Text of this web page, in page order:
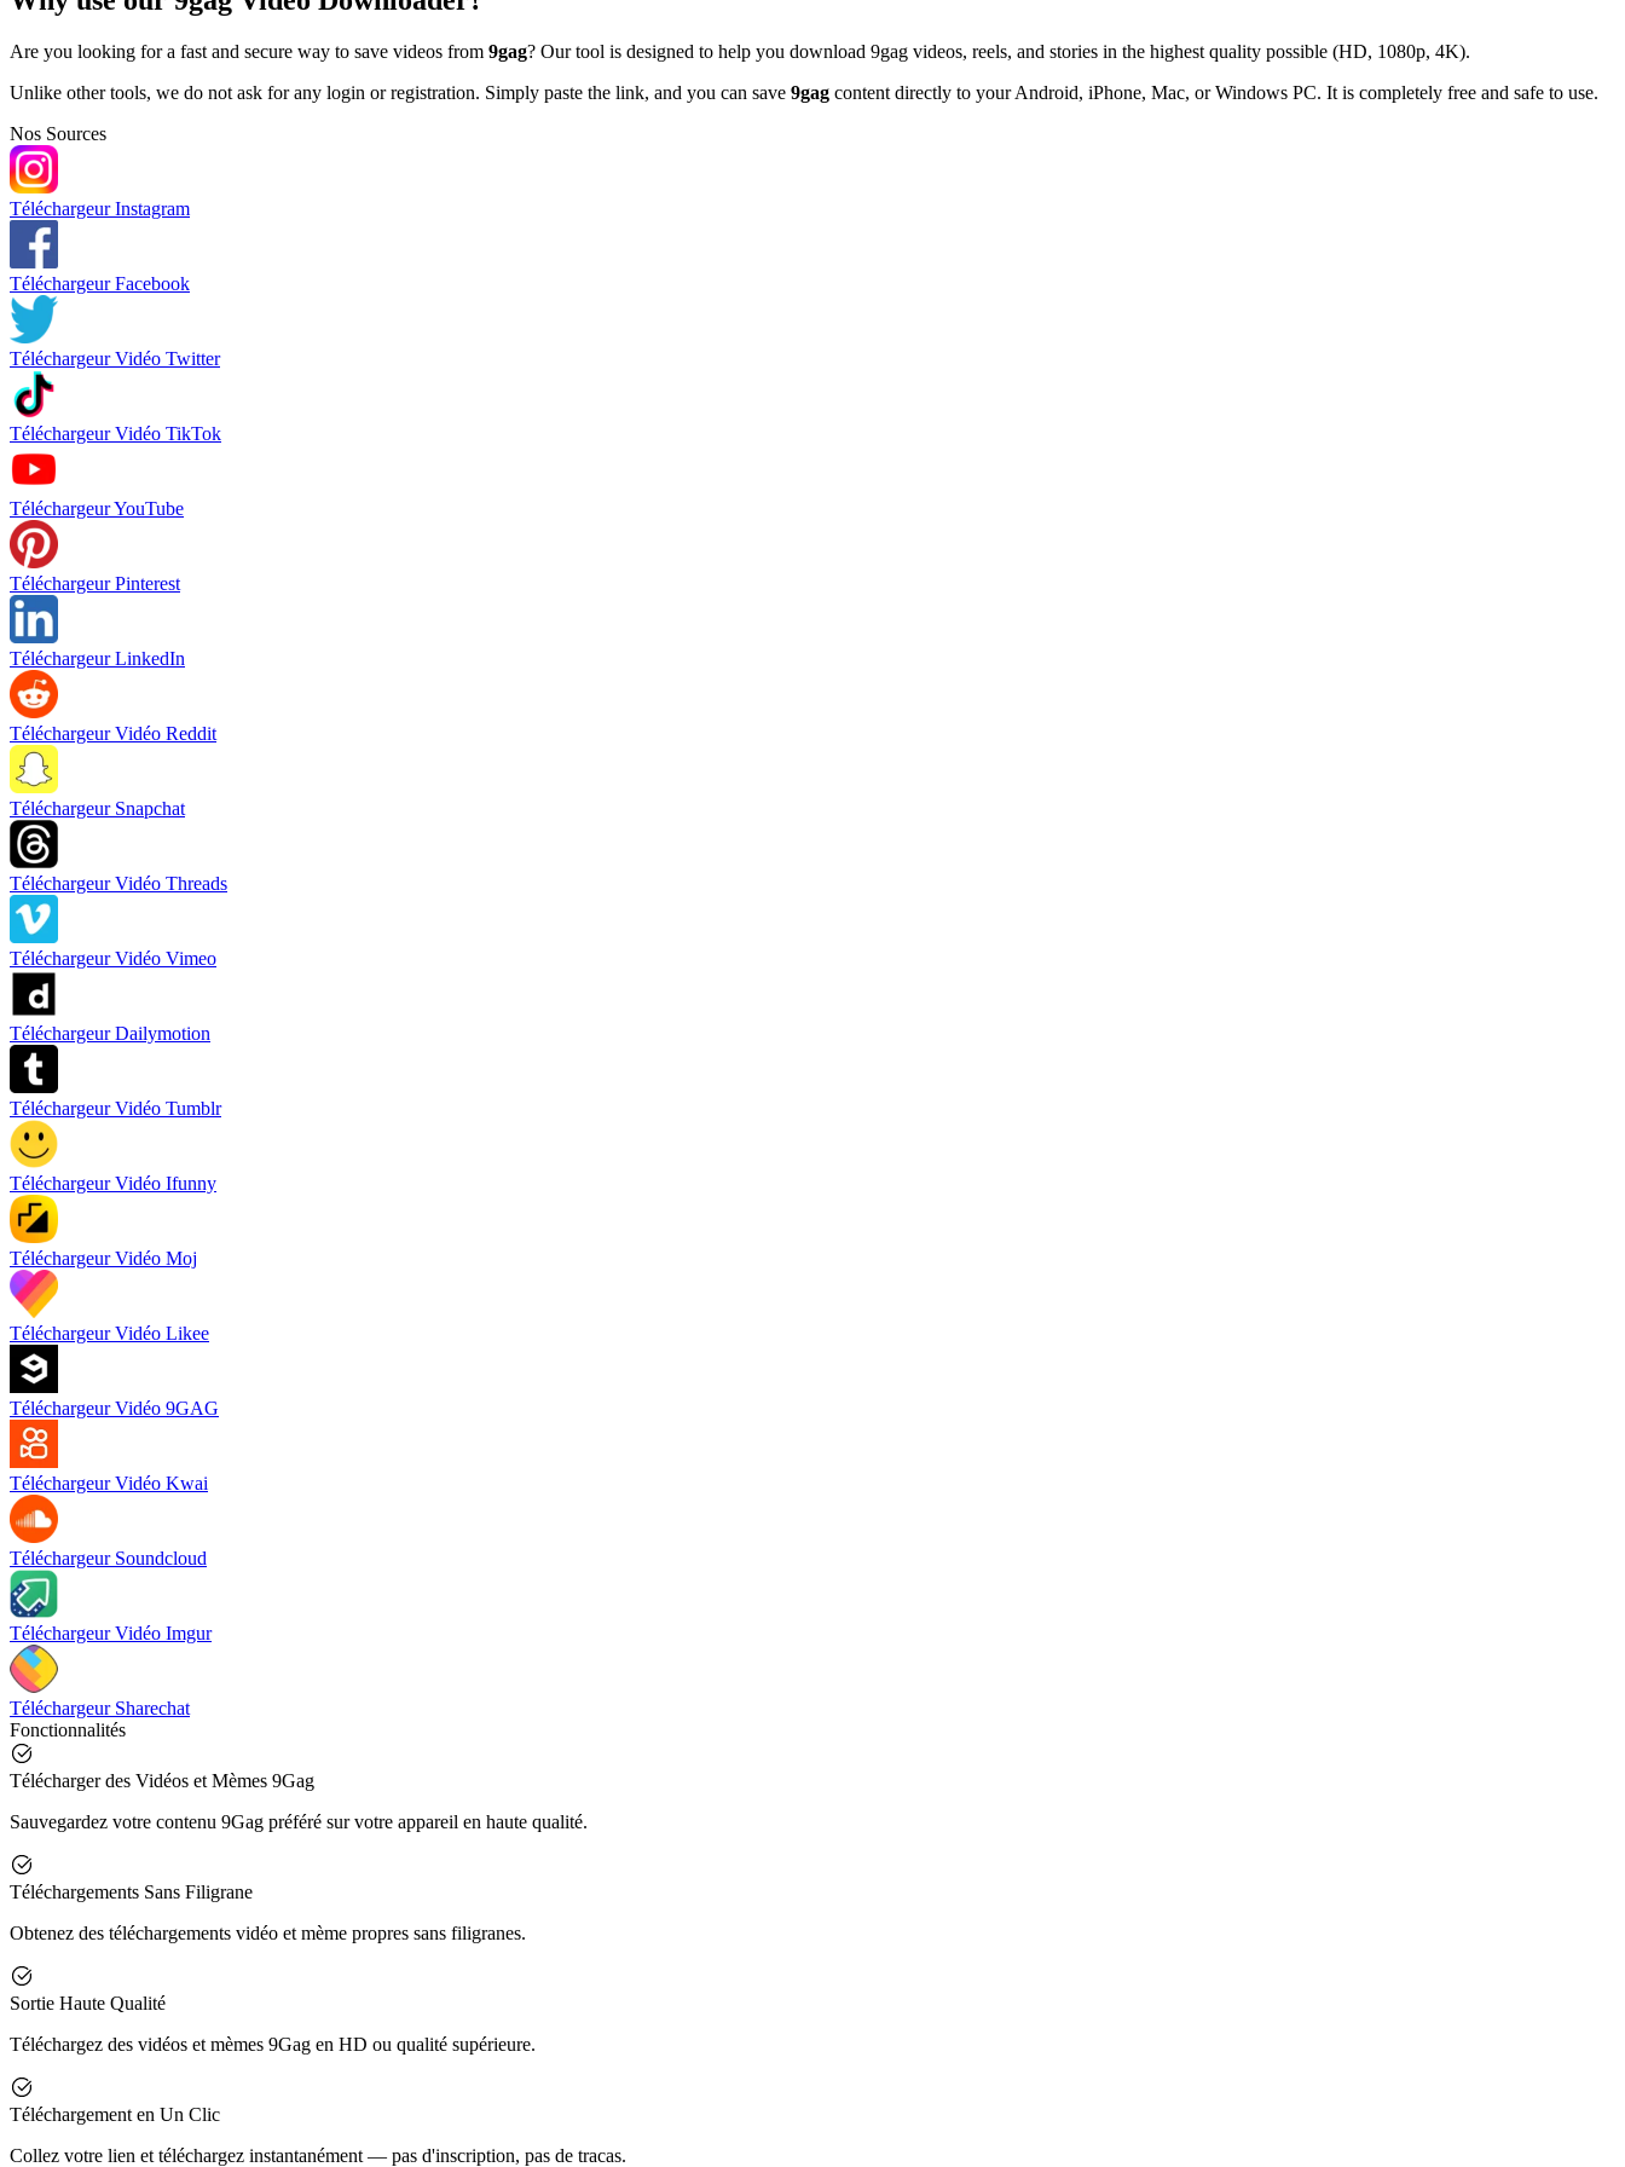
Are you looking for a fast and secure way to save videos from 9gag? Our tool is designed to help you download 9gag videos, reels, and stories in the highest quality possible (HD, 1080p, 4K).
Unlike other tools, we do not ask for any login or registration. Simply paste the link, and you can save 9gag content directly to your Android, iPhone, Mac, or Windows PC. It is completely free and safe to use.
Nos Sources
Téléchargeur Instagram
Téléchargeur Facebook
Téléchargeur Vidéo Twitter
Téléchargeur Vidéo TikTok
Téléchargeur YouTube
Téléchargeur Pinterest
Téléchargeur LinkedIn
Téléchargeur Vidéo Reddit
Téléchargeur Snapchat
Téléchargeur Vidéo Threads
Téléchargeur Vidéo Vimeo
Téléchargeur Dailymotion
Téléchargeur Vidéo Tumblr
Téléchargeur Vidéo Ifunny
Téléchargeur Vidéo Moj
Téléchargeur Vidéo Likee
Téléchargeur Vidéo 9GAG
Téléchargeur Vidéo Kwai
Téléchargeur Soundcloud
Téléchargeur Vidéo Imgur
Téléchargeur Sharechat
Fonctionnalités
Télécharger des Vidéos et Mèmes 9Gag
Sauvegardez votre contenu 9Gag préféré sur votre appareil en haute qualité.
Téléchargements Sans Filigrane
Obtenez des téléchargements vidéo et mème propres sans filigranes.
Sortie Haute Qualité
Téléchargez des vidéos et mèmes 9Gag en HD ou qualité supérieure.
Téléchargement en Un Clic
Collez votre lien et téléchargez instantanément — pas d'inscription, pas de tracas.